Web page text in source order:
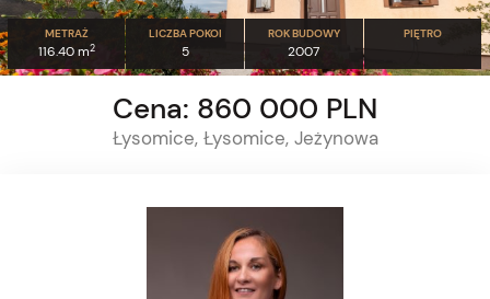
METRAŻ
116.40 m2
LICZBA POKOI
5
ROK BUDOWY
2007
PIĘTRO
Cena: 860 000 PLN
Łysomice, Łysomice, Jeżynowa